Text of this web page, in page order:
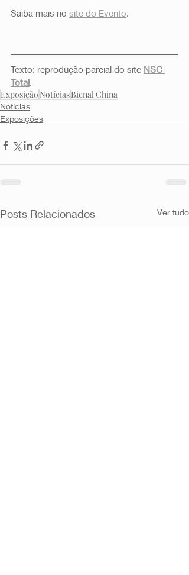
Saiba mais no site do Evento.
Texto: reprodução parcial do site NSC
Total.
Exposição NotíciasBienal China
Notícias
Exposições
Posts Relacionados Ver tudo